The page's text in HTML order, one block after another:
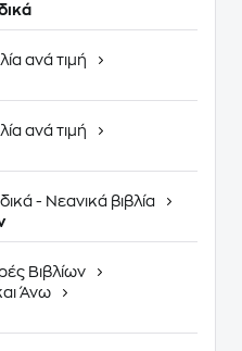
ανά τιμή
ανά τιμή
- Νεανικά βιβλία
Βιβλίων
Άνω